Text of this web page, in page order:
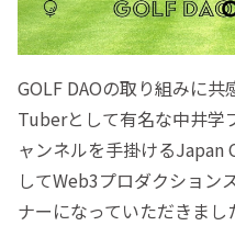
GOLF DAOの取り組みに
Tuberとして有名な中井学
ャンネルを手掛ける
してWeb3プロダクション
ナーになっていただきまし